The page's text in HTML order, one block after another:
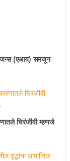
(एआय) समजून
चिरंजीवी म्हणजे